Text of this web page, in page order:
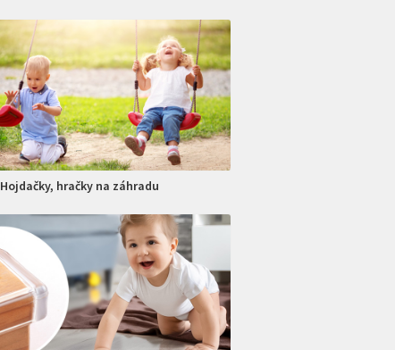
Hojdačky, hračky na záhradu